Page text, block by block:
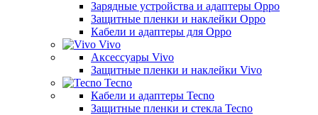
Зарядные устройства и адаптеры Oppo
Защитные пленки и наклейки Oppo
Кабели и адаптеры для Oppo
Vivo
Аксессуары Vivo
Защитные пленки и наклейки Vivo
Tecno
Кабели и адаптеры Tecno
Защитные пленки и стекла Tecno